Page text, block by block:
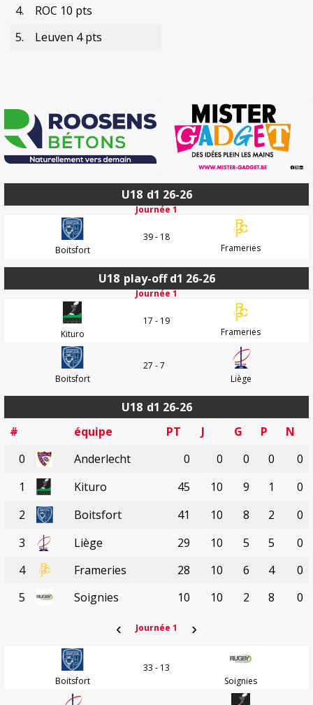
4.
ROC 10 pts
5.
Leuven 4 pts
U18 d1 26-26
Journée 1
Boitsfort
39 - 18
Frameries
U18 play-off d1 26-26
Journée 1
Kituro
17 - 19
Frameries
Boitsfort
27 - 7
Liège
U18 d1 26-26
#
équipe PT J G P
N
0
Anderlecht 0 0 0 0
0
1
Kituro 45 10 9 1
0
2
Boitsfort 41 10 8 2
0
3
Liège 29 10 5 5
0
4
Frameries 28 10 6 4
0
5
Soignies 10 10 2 8 0
‹ Journée 1 ›
Boitsfort
33 - 13
Soignies